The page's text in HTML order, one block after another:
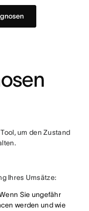
um den Zustand
Ihres Umsätze:
Sie ungefähr
werden und wie